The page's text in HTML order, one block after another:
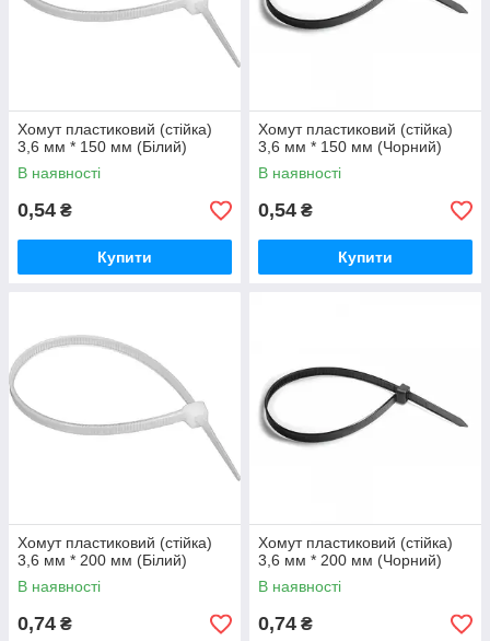
Хомут пластиковий (стійка)
3,6 мм * 150 мм (Білий)
В наявності
0,54 ₴
Купити
Хомут пластиковий (стійка)
3,6 мм * 150 мм (Чорний)
В наявності
0,54 ₴
Купити
Хомут пластиковий (стійка)
3,6 мм * 200 мм (Білий)
В наявності
0,74 ₴
Хомут пластиковий (стійка)
3,6 мм * 200 мм (Чорний)
В наявності
0,74 ₴